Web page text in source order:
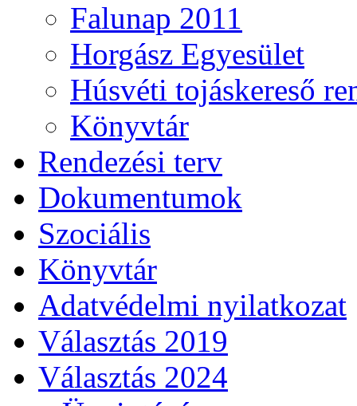
Falunap 2011
Horgász Egyesület
Húsvéti tojáskereső
Könyvtár
Rendezési terv
Dokumentumok
Szociális
Könyvtár
Adatvédelmi nyilatkozat
Választás 2019
Választás 2024